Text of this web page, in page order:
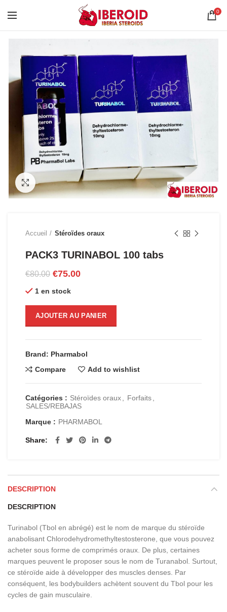
0
Click to enlarge
Accueil Stéroïdes oraux
PACK3 TURINABOL 100 tabs
€80.00 Le
initial
était :
€80.00.
€75.00Le
est :
€75.00.
1 en stock
AJOUTER AU PANIER
Brand: Pharmabol
Compare
Add to wishlist
Catégories : Stéroïdes oraux Forfaits
SALES/REBAJAS
Marque : PHARMABOL
Share
DESCRIPTION
DESCRIPTION
Turinabol (Tbol en abrégé) est le nom de marque du stéroïde
anabolisant Chlorodehydromethyltestosterone, que vous pouvez
acheter sous forme de comprimés oraux. De plus, certaines
marques peuvent le proposer sous le nom de Turanabol. Surtout,
ce stéroïde aide à développer des muscles denses. Par
conséquent, les bodybuilders achètent souvent du Tbol pour les
cycles de gain musculaire.